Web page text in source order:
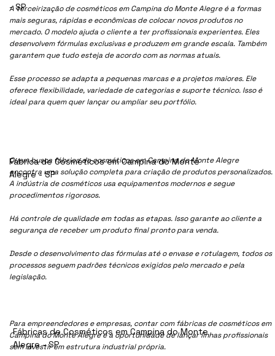
A terceirização de cosméticos em Campina do Monte Alegre é a formas
mais seguras, rápidas e econômicas de colocar novos produtos no
mercado. O modelo ajuda o cliente a ter profissionais experientes. Eles
desenvolvem fórmulas exclusivas e produzem em grande escala. Também
garantem que tudo esteja de acordo com as normas atuais.
Esse processo se adapta a pequenas marcas e a projetos maiores. Ele
oferece flexibilidade, variedade de categorias e suporte técnico. Isso é
ideal para quem quer lançar ou ampliar seu portfólio.
Quem busca fábrica de cosméticos em Campina do Monte Alegre
encontra uma solução completa para criação de produtos personalizados.
A indústria de cosméticos usa equipamentos modernos e segue
procedimentos rigorosos.
Há controle de qualidade em todas as etapas. Isso garante ao cliente a
segurança de receber um produto final pronto para venda.
Desde o desenvolvimento das fórmulas até o envase e rotulagem, todos os
processos seguem padrões técnicos exigidos pelo mercado e pela
legislação.
Para empreendedores e empresas, contar com fábricas de cosméticos em
Campina do Monte Alegre é a oportunidade de lançar linhas profissionais
sem investir em estrutura industrial própria.
Fábrica de Cosméticos em Campina do Monte
Alegre - SP
- SP
Fábricas de Cosméticos em Campina do Monte
Alegre - SP